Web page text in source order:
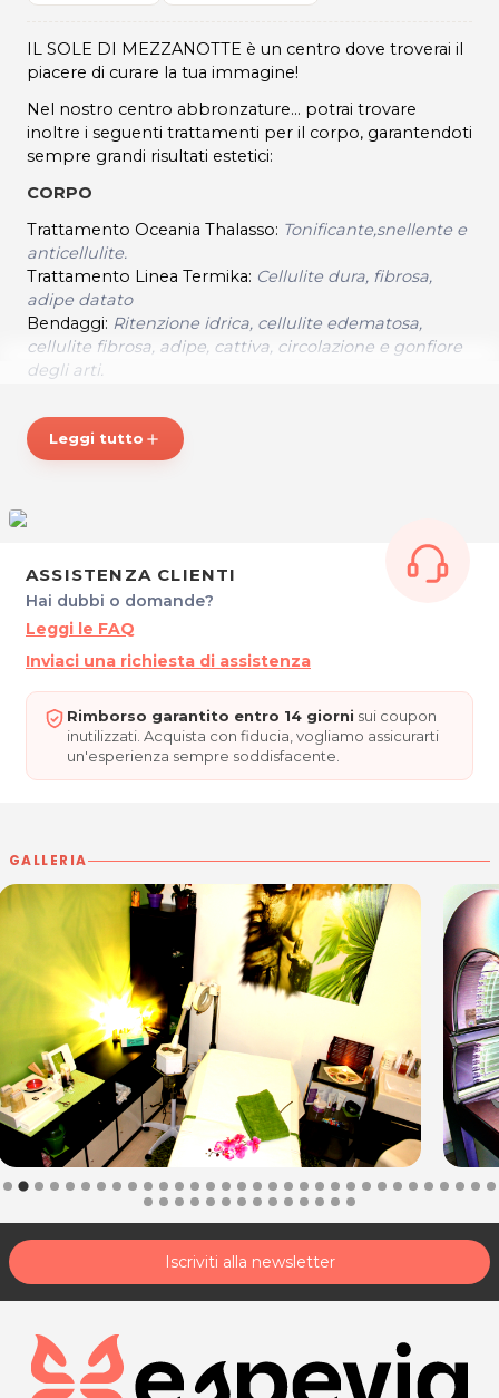
IL SOLE DI MEZZANOTTE è un centro dove troverai il
piacere di curare la tua immagine!
Nel nostro centro abbronzature... potrai trovare
inoltre i seguenti trattamenti per il corpo, garantendoti
sempre grandi risultati estetici:
CORPO
Trattamento Oceania Thalasso: Tonificante,snellente e
anticellulite.
Trattamento Linea Termika: Cellulite dura, fibrosa,
adipe datato
Bendaggi: Ritenzione idrica, cellulite edematosa,
cellulite fibrosa, adipe, cattiva, circolazione e gonfiore
degli arti.
alle spalle
VISO
SOLE DI MEZZANOTTE
Via Sottopovolo, 85
P.IVA 02327260309
Tel. 0431512014
Per ulteriori informazioni sull'offerta o sulle
Leggi tutto add
ASSISTENZA CLIENTI
Hai dubbi o domande?
Leggi le FAQ
Inviaci una richiesta di assistenza
Rimborso garantito entro 14 giorni sui coupon
inutilizzati. Acquista con fiducia, vogliamo assicurarti
un'esperienza sempre soddisfacente.
GALLERIA
Iscriviti alla newsletter